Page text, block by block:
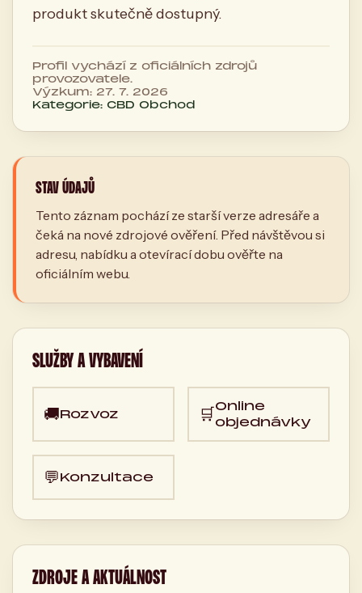
produkt skutečně dostupný.
Profil vychází z oficiálních zdrojů
provozovatele.
Výzkum: 27. 7. 2026
Kategorie: CBD Obchod
STAV ÚDAJŮ
Tento záznam pochází ze starší verze adresáře a
čeká na nové zdrojové ověření. Před návštěvou si
adresu, nabídku a otevírací dobu ověřte na
oficiálním webu.
SLUŽBY A VYBAVENÍ
🚚Rozvoz 🛒Online
objednávky
💬Konzultace
ZDROJE A AKTUÁLNOST